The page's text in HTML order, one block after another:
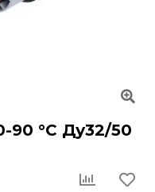
90 °С Ду32/50